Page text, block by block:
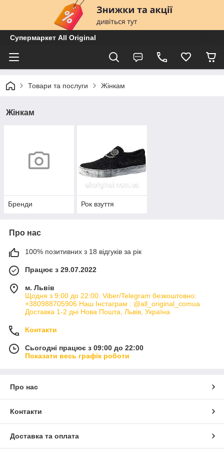
Супермаркет All Original
Товари та послуги Жінкам
Жінкам
Бренди Рок взуття
Про нас
100% позитивних з 18 відгуків за рік
Працює з 29.07.2022
м. Львів
Щодня з 9:00 до 22:00. Viber/Telegram безкоштовно:
+380988705906 Наш Інстаграм : @all_original_comua
Доставка 1-2 дні Нова Пошта, Львів, Україна
Контакти
Сьогодні працює з 09:00 до 22:00
Показати весь графік роботи
Про нас
Контакти
Доставка та оплата